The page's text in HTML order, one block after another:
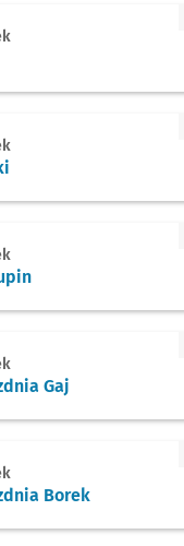
Gaj
Gaj
Borek
Borek